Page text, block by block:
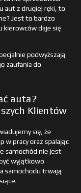
aut z drugiej ręki, to
Jest to bardzo
kierowców daje się
podwyższają
zaufania do
auta?
Klientów
się, że
w pracy oraz spalając
samochód nie jest
wyjątkowo
samochodu trwają